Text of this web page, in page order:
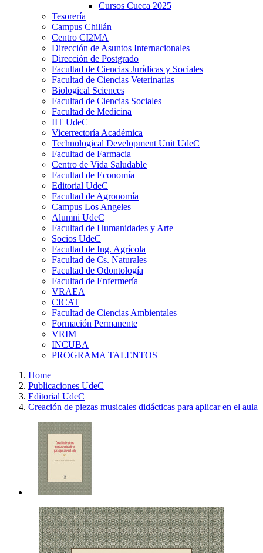
Cursos Cueca 2025
Tesorería
Campus Chillán
Centro CI2MA
Dirección de Asuntos Internacionales
Dirección de Postgrado
Facultad de Ciencias Jurídicas y Sociales
Facultad de Ciencias Veterinarias
Biological Sciences
Facultad de Ciencias Sociales
Facultad de Medicina
IIT UdeC
Vicerrectoría Académica
Technological Development Unit UdeC
Facultad de Farmacia
Centro de Vida Saludable
Facultad de Economía
Editorial UdeC
Facultad de Agronomía
Campus Los Angeles
Alumni UdeC
Facultad de Humanidades y Arte
Socios UdeC
Facultad de Ing. Agrícola
Facultad de Cs. Naturales
Facultad de Odontología
Facultad de Enfermería
VRAEA
CICAT
Facultad de Ciencias Ambientales
Formación Permanente
VRIM
INCUBA
PROGRAMA TALENTOS
Home
Publicaciones UdeC
Editorial UdeC
Creación de piezas musicales didácticas para aplicar en el aula